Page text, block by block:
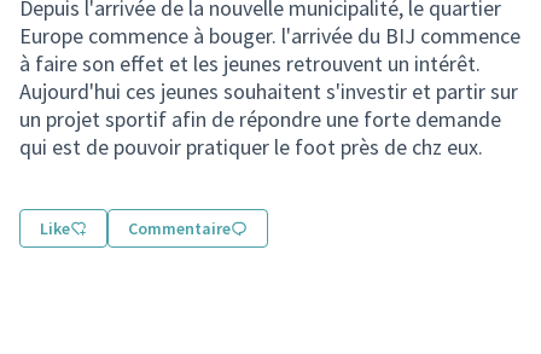
Depuis l'arrivée de la nouvelle municipalité, le quartier
Europe commence à bouger. l'arrivée du BIJ commence
à faire son effet et les jeunes retrouvent un intérêt.
Aujourd'hui ces jeunes souhaitent s'investir et partir sur
un projet sportif afin de répondre une forte demande
qui est de pouvoir pratiquer le foot près de chz eux.
Like Commentaire